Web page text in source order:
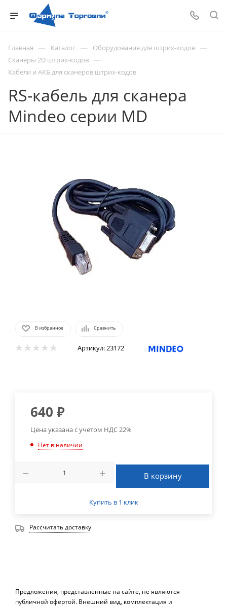
Главная — Каталог — Оборудование для штрих-кодов —
Сканеры 2D штрих-кодов —
Кабели и АКБ для сканеров штрих-кодов
RS-кабель для сканера
Mindeo серии MD
В избранное Сравнить
Артикул:23172
640 ₽
Цена указана с учетом НДС 22%
Нет в наличии
В корзину
Купить в 1 клик
Рассчитать доставку
Предложения, представленные на сайте, не являются
публичной офертой. Внешний вид, комплектация и